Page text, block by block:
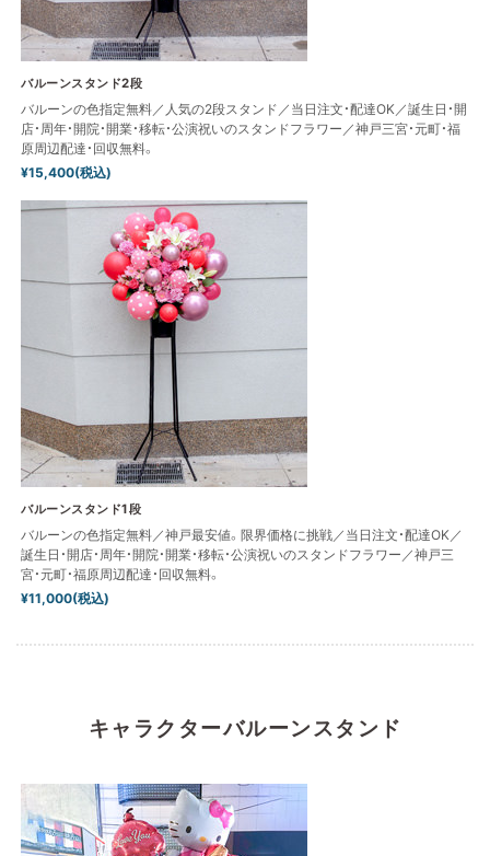
バルーンスタンド2段
バルーンの色指定無料／人気の2段スタンド／当日注文・配達OK／誕生日・開
店・周年・開院・開業・移転・公演祝いのスタンドフラワー／神戸三宮・元町・福
原周辺配達・回収無料。
¥15,400(税込)
バルーンスタンド1段
バルーンの色指定無料／神戸最安値。限界価格に挑戦／当日注文・配達OK／
誕生日・開店・周年・開院・開業・移転・公演祝いのスタンドフラワー／神戸三
宮・元町・福原周辺配達・回収無料。
¥11,000(税込)
キャラクターバルーンスタンド